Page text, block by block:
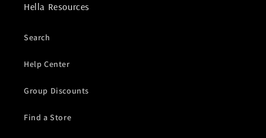
Hella Resources
Search
Help Center
Group Discounts
Find a Store